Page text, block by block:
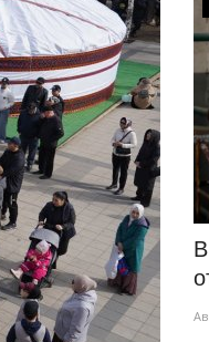
не доверять